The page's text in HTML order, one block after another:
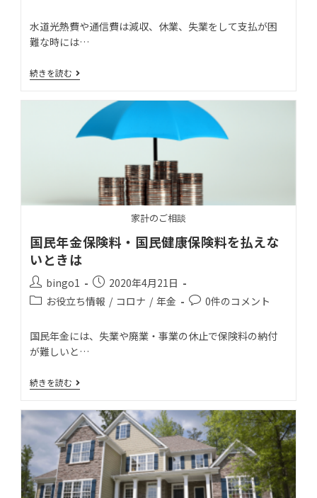
水道光熱費や通信費は減収、休業、失業をして支払が困
難な時には…
続きを読む
家計のご相談
国民年金保険料・国民健康保険料を払えな
いときは
bingo1
2020年4月21日
お役立ち情報 / コロナ / 年金 0件のコメント
国民年金には、失業や廃業・事業の休止で保険料の納付
が難しいと…
続きを読む